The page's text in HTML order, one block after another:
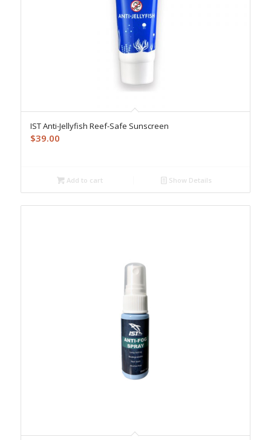
IST Anti-Jellyfish Reef-Safe Sunscreen
$39.00
Add to cart Show Details